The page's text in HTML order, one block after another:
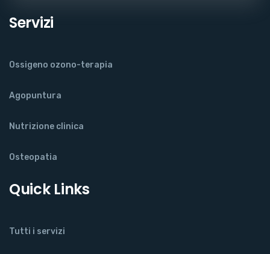
Servizi
Ossigeno ozono-terapia
Agopuntura
Nutrizione clinica
Osteopatia
Quick Links
Tutti i servizi